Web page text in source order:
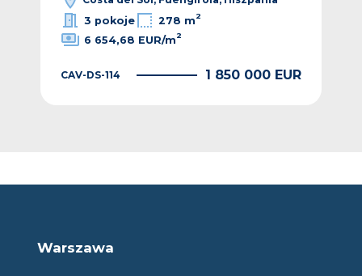
3 pokoje
278 m2
6 654,68 EUR/m2
CAV-DS-114 1 850 000 EUR
Warszawa